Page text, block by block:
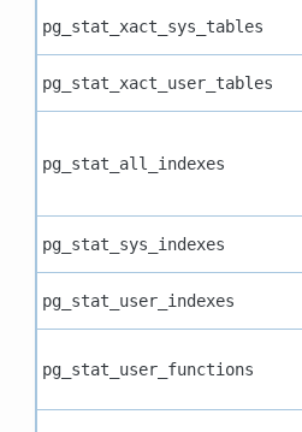
pg_stat_xact_sys_tables
pg_stat_xact_user_tables
pg_stat_all_indexes
pg_stat_sys_indexes
pg_stat_user_indexes
pg_stat_user_functions